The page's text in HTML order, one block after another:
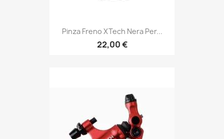
Pinza Freno XTech Nera Per...
22,00 €